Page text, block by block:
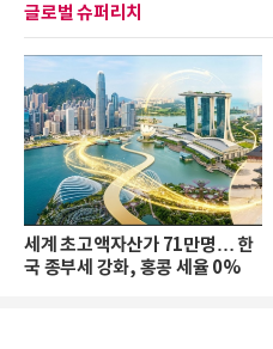
글로벌 슈퍼리치
세계 초고액자산가 71만명… 한
국 종부세 강화, 홍콩 세율 0%